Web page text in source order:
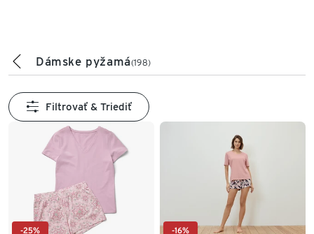
Dámske pyžamá(198)
Filtrovať & Triediť
-25% -16%